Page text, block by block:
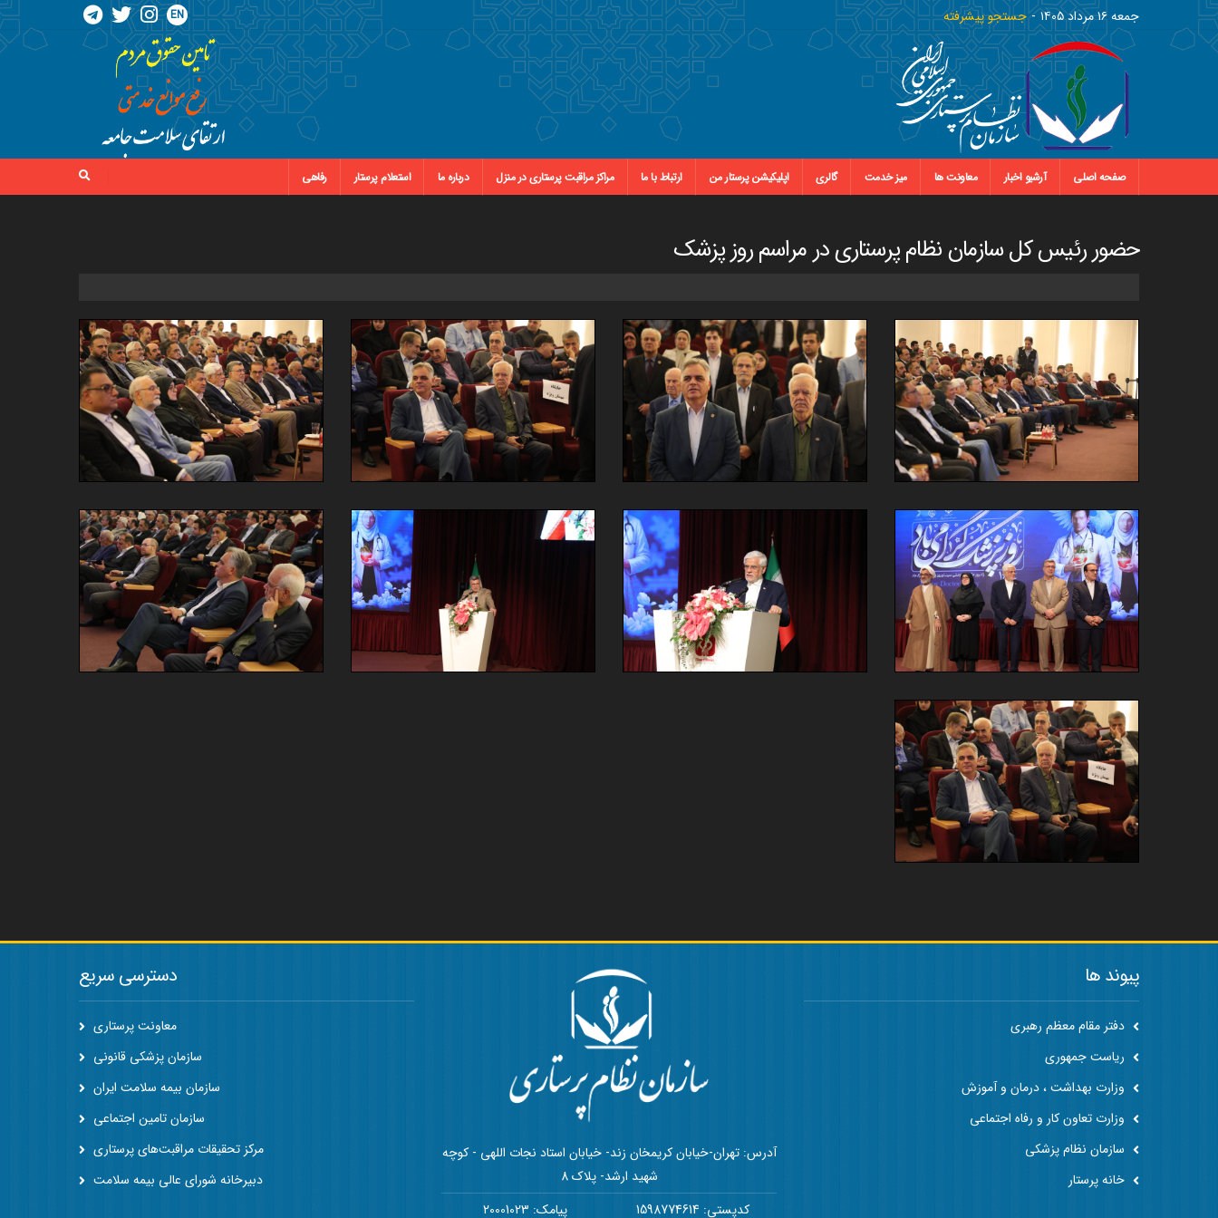
جمعه ١٦ مرداد ١٤٠٥ جستجو پیشرفته EN
صفحه اصلی آرشیو اخبار معاونت ها میز خدمت گالری اپلیکیشن پرستار من ارتباط با ما مراکز مراقبت پرستاری در منزل درباره ما استعلام پرستار رفاهی
حضور رئیس کل سازمان نظام پرستاری در مراسم روز پزشک
پیوند ها
دفتر مقام معظم رهبری
ریاست جمهوری
وزارت بهداشت ، درمان و آموزش
وزارت تعاون کار و رفاه اجتماعی
سازمان نظام پزشکی
خانه پرستار
آدرس: تهران-خیابان کریمخان زند- خیابان استاد نجات اللهی - کوچه
شهید ارشد- پلاک 8
کدپستی: 1598774614
پیامک: 20001023
دسترسی سریع
معاونت پرستاری
سازمان پزشکی قانونی
سازمان بیمه سلامت ایران
سازمان تامین اجتماعی
مرکز تحقیقات مراقبت‌های پرستاری
دبیرخانه شورای عالی بیمه سلامت